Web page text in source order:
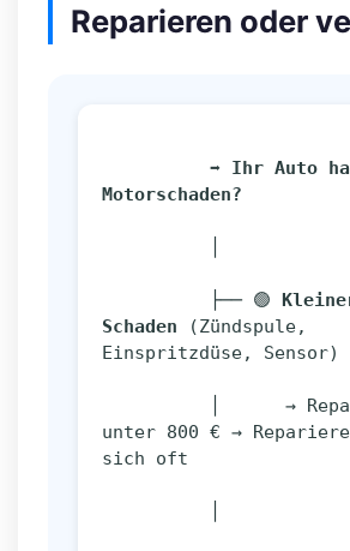
Reparieren oder
➡️ Ihr Auto
Motorschaden?
          ├── 🟢
Schaden (Zündspule,
Einspritzdüse, Sensor)
unter 800 € →
sich oft